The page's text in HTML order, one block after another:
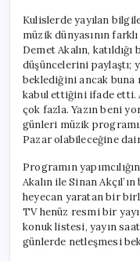
Kulislerde yayılan
müzik dünyasının
Demet Akalın,
düşüncelerini
beklediğini ancak buna
kabul ettiğini ifade etti.
çok fazla. Yazın beni
günleri müzik
Pazar olabileceğine
Programın
Akalın ile Sinan
heyecan yaratan bir
TV henüz resmi bir
konuk listesi, yayın
günlerde netleşmesi